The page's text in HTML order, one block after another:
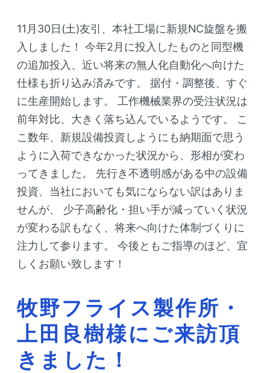
11月30日(土)友引、本社工場に新規NC旋盤を搬
入しました！
今年2月に投入したものと同型機
の追加投入、近い将来の無人化自動化へ向けた
仕様も折り込み済みです。
据付・調整後、すぐ
に生産開始します。
工作機械業界の受注状況は
前年対比、大きく落ち込んでいるようです。
こ
こ数年、新規設備投資しようにも納期面で思う
ように入荷できなかった状況から、形相が変わ
ってきました。
先行き不透明感がある中の設備
投資、当社においても気にならない訳はありま
せんが、
少子高齢化・担い手が減っていく状況
が変わる訳もなく、将来へ向けた体制づくりに
注力して参ります。
今後ともご指導のほど、宜
しくお願い致します！
牧野フライス製作所・
上田良樹様にご来訪頂
きました！